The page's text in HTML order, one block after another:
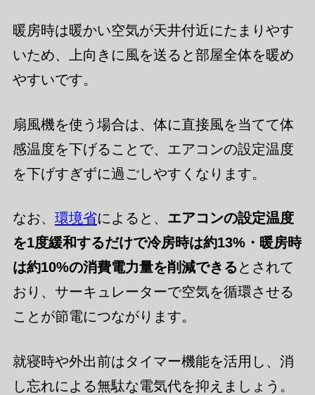
暖房時は暖かい空気が天井付近にたまりやす
いため、上向きに風を送ると部屋全体を暖め
やすいです。
扇風機を使う場合は、体に直接風を当てて体
感温度を下げることで、エアコンの設定温度
を下げすぎずに過ごしやすくなります。
なお、 環境省によると、 エアコンの設定温度
を1度緩和するだけで冷房時は約13%・暖房時
は約10%の消費電力量を削減できるとされて
おり、サーキュレーターで空気を循環させる
ことが節電につながります。
就寝時や外出前はタイマー機能を活用し、消
し忘れによる無駄な電気代を抑えましょう。